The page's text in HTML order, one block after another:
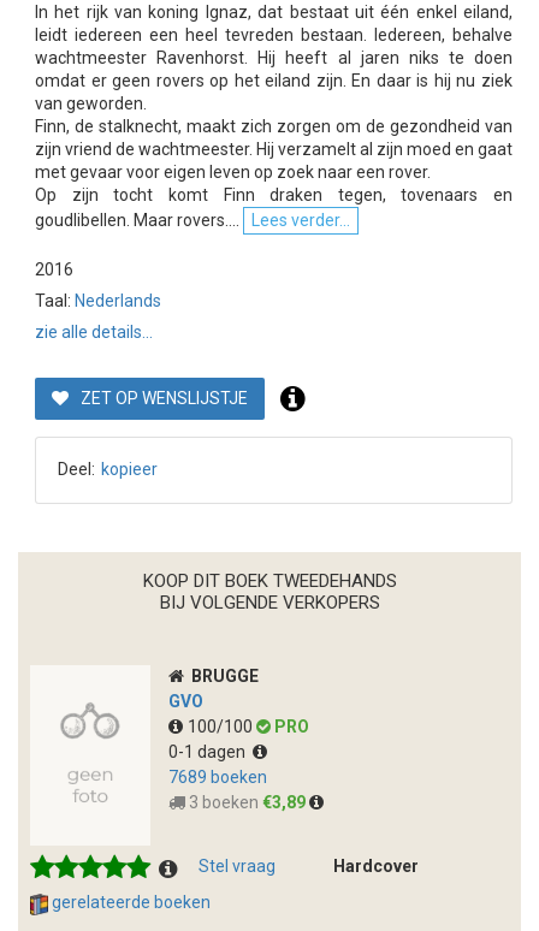
In het rijk van koning Ignaz, dat bestaat uit één enkel eiland,
leidt iedereen een heel tevreden bestaan. Iedereen, behalve
wachtmeester Ravenhorst. Hij heeft al jaren niks te doen
omdat er geen rovers op het eiland zijn. En daar is hij nu ziek
van geworden.
Finn, de stalknecht, maakt zich zorgen om de gezondheid van
zijn vriend de wachtmeester. Hij verzamelt al zijn moed en gaat
met gevaar voor eigen leven op zoek naar een rover.
Op zijn tocht komt Finn draken tegen, tovenaars en
goudlibellen. Maar rovers....
Lees verder...
2016
Taal: Nederlands
zie alle details...
ZET OP WENSLIJSTJE
Deel: kopieer
KOOP DIT BOEK TWEEDEHANDS
BIJ VOLGENDE VERKOPERS
BRUGGE
GVO
100/100
PRO
0-1 dagen
7689 boeken
3 boeken €3,89
Stel vraag
Hardcover
gerelateerde boeken